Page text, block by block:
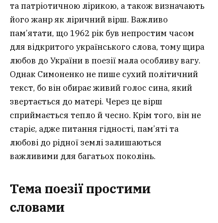
та патріотичною лірикою, а також визначають
його жанр як ліричний вірш. Важливо
пам’ятати, що 1962 рік був непростим часом
для відкритого українського слова, тому щира
любов до України в поезії мала особливу вагу.
Однак Симоненко не пише сухий політичний
текст, бо він обирає живий голос сина, який
звертається до матері. Через це вірш
сприймається тепло й чесно. Крім того, він не
старіє, адже питання гідності, пам’яті та
любові до рідної землі залишаються
важливими для багатьох поколінь.
Тема поезії простими
словами